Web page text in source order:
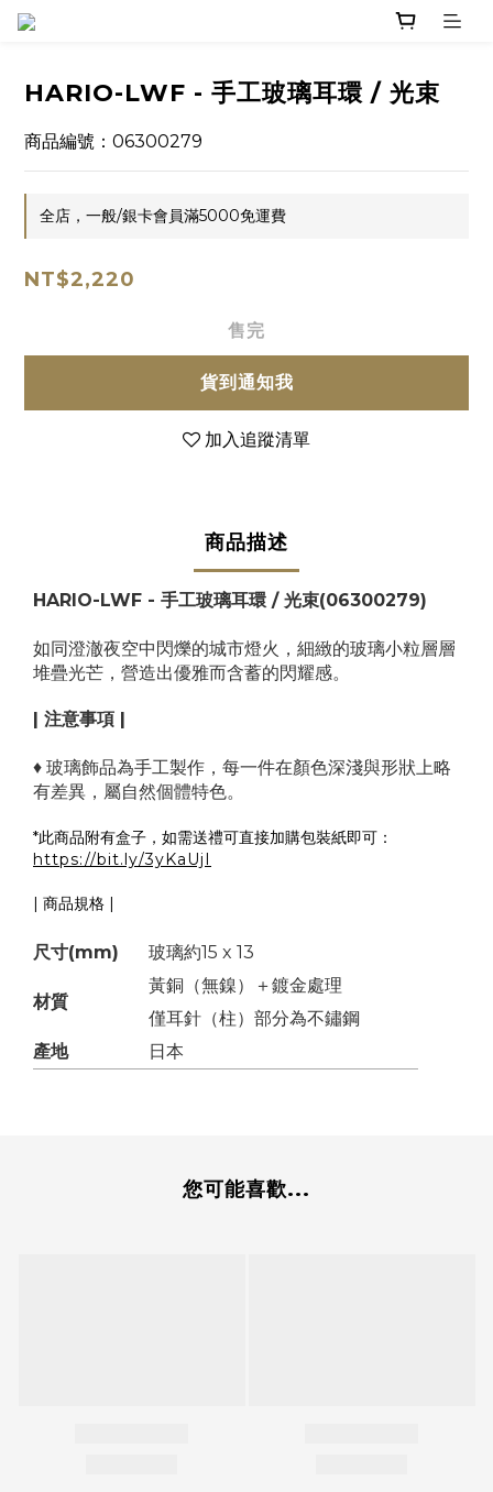
HARIO-LWF - 手工玻璃耳環 / 光束
商品編號：06300279
全店，一般/銀卡會員滿5000免運費
NT$2,220
售完
貨到通知我
加入追蹤清單
商品描述
HARIO-LWF - 手工玻璃耳環 / 光束(06300279)
如同澄澈夜空中閃爍的城市燈火，細緻的玻璃小粒層層
堆疊光芒，營造出優雅而含蓄的閃耀感。
| 注意事項 |
♦ 玻璃飾品為手工製作，每一件在顏色深淺與形狀上略
有差異，屬自然個體特色。
*此商品附有盒子，如需送禮可直接加購包裝紙即可：
https://bit.ly/3yKaUjI
| 商品規格 |
尺寸(mm) 玻璃約15 x 13
材質
黃銅（無鎳）＋鍍金處理
僅耳針（柱）部分為不鏽鋼
產地
日本
您可能喜歡...